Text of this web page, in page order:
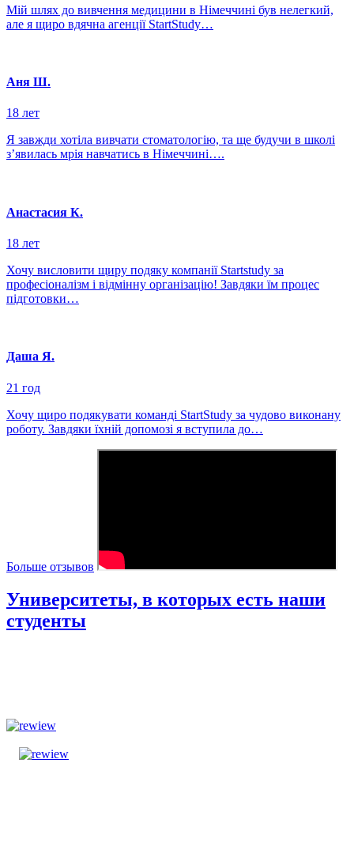
Мій шлях до вивчення медицини в Німеччині був нелегкий,
але я щиро вдячна агенції StartStudy…
Аня Ш.
18 лет
Я завжди хотіла вивчати стоматологію, та ще будучи в школі
з’явилась мрія навчатись в Німеччині….
Анастасия К.
18 лет
Хочу висловити щиру подяку компанії Startstudy за
професіоналізм і відмінну організацію! Завдяки їм процес
підготовки…
Даша Я.
21 год
Хочу щиро подякувати команді StartStudy за чудово виконану
роботу. Завдяки їхній допомозі я вступила до…
Больше отзывов
Университеты, в которых есть наши
студенты